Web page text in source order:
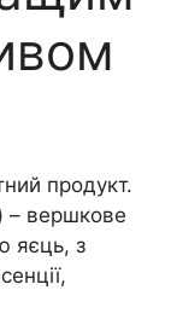
продукт.
– вершкове
яєць, з